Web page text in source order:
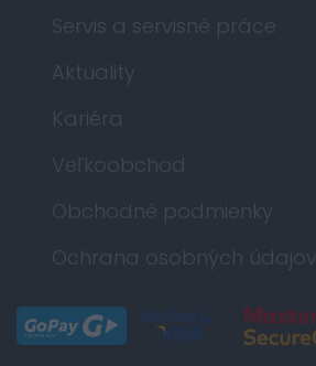
Servis a servisné práce
Aktuality
Kariéra
Veľkoobchod
Obchodné podmienky
Ochrana osobných údajov